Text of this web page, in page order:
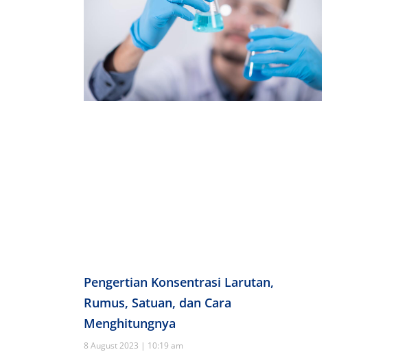
Pengertian Konsentrasi Larutan,
Rumus, Satuan, dan Cara
Menghitungnya
8 August 2023
10:19 am